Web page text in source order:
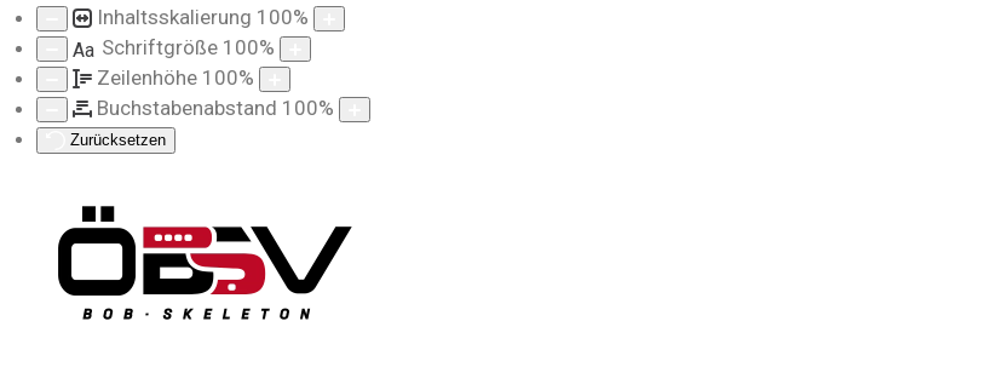
Inhaltsskalierung 100%
Aa Schriftgröße 100%
Zeilenhöhe 100%
Buchstabenabstand 100%
Zurücksetzen